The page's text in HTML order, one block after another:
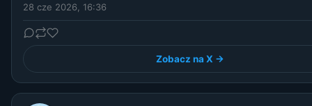
28 cze 2026, 16:36
Zobacz na X →